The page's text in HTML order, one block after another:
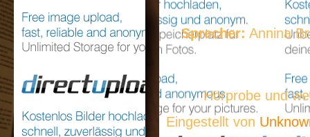
Sprecher: Annina
Hörprobe und
Eingestellt von